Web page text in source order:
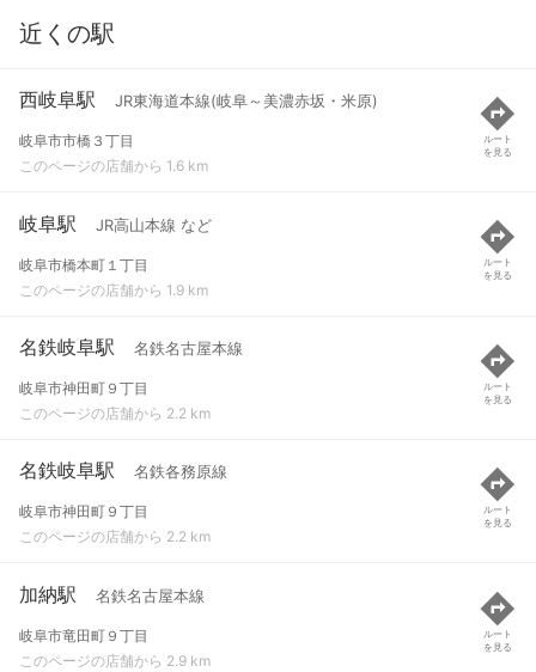
近くの駅
西岐阜駅 JR東海道本線(岐阜～美濃赤坂・米原)
岐阜市市橋３丁目
このページの店舗から 1.6 km
ルート
を見る
岐阜駅 JR高山本線 など
岐阜市橋本町１丁目
このページの店舗から 1.9 km
ルート
を見る
名鉄岐阜駅 名鉄名古屋本線
岐阜市神田町９丁目
このページの店舗から 2.2 km
ルート
を見る
名鉄岐阜駅 名鉄各務原線
岐阜市神田町９丁目
このページの店舗から 2.2 km
ルート
を見る
加納駅 名鉄名古屋本線
岐阜市竜田町９丁目
このページの店舗から 2.9 km
ルート
を見る